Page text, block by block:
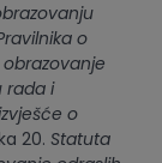
o
rada i
o
20. Statuta